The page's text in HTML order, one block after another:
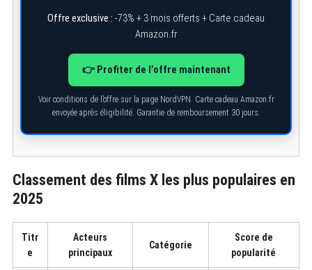
Offre exclusive : -73% + 3 mois offerts + Carte cadeau
Amazon.fr
👉 Profiter de l’offre maintenant
Voir conditions de l’offre sur la page NordVPN. Carte cadeau Amazon.fr
envoyée après éligibilité. Garantie de remboursement 30 jours.
Classement des films X les plus populaires en
2025
Titr
e
Acteurs
principaux
Catégorie
Score de
popularité
S
c